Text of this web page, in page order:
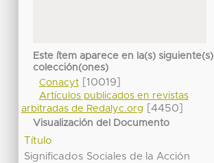
Este ítem aparece en la(s) siguiente(s)
colección(ones)
Conacyt[10019]
Artículos publicados en revistas
arbitradas de Redalyc.org
[4450]
Visualización del Documento
Título
Significados Sociales de la Acción